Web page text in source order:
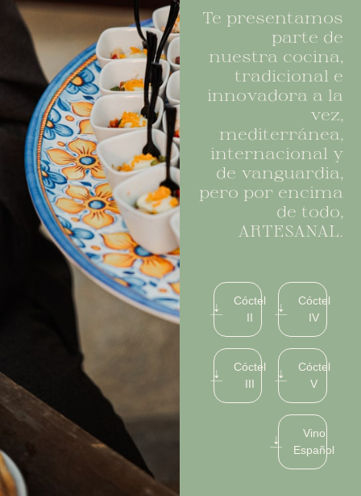
Te presentamos
parte de
nuestra cocina,
tradicional e
innovadora a la
vez,
mediterránea,
internacional y
de vanguardia,
pero por encima
de todo,
ARTESANAL.
Cóctel
II
Cóctel
III
Cóctel
IV
Cóctel
V
Vino
Español